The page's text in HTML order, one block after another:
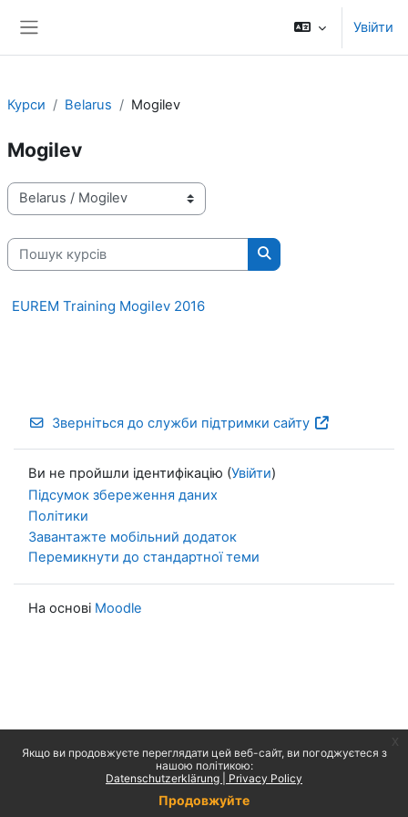
Якщо ви продовжуєте переглядати цей веб-сайт, ви погоджуєтеся з
нашою політикою:
Datenschutzerklärung | Privacy Policy
Продовжуйте
Увійти
Курси Belarus Mogilev
Mogilev
Категорії курсів
Пошук курсів
Пошук курсів
EUREM Training Mogilev 2016
Зверніться до служби підтримки сайту
Ви не пройшли ідентифікацію (Увійти)
Підсумок збереження даних
Політики
Завантажте мобільний додаток
Перемикнути до стандартної теми
На основі Moodle